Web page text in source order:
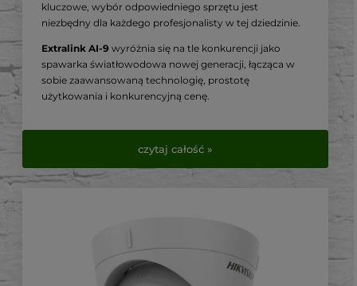
kluczowe, wybór odpowiedniego sprzętu jest
niezbędny dla każdego profesjonalisty w tej dziedzinie.
Extralink AI-9 wyróżnia się na tle konkurencji jako
spawarka światłowodowa nowej generacji, łącząca w
sobie zaawansowaną technologię, prostotę
użytkowania i konkurencyjną cenę.
instalatorów światłowodowych.
czytaj całość »